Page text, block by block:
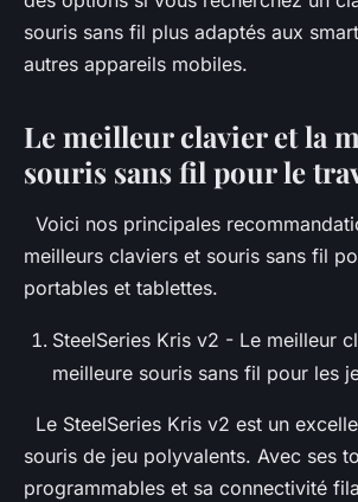
souris sans fil plus adaptés aux
autres appareils mobiles.
Le meilleur clavier et la
souris sans fil pour le
Voici nos principales
meilleurs claviers et souris sans fil
portables et tablettes.
SteelSeries Kris v2 - Le meilleur
meilleure souris sans fil pour les
Le SteelSeries Kris v2 est un
souris de jeu polyvalents. Avec ses
programmables et sa connectivité